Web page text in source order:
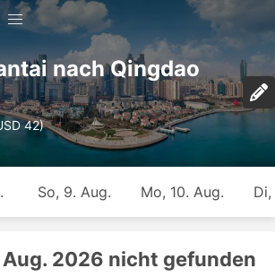
nach Qingdao
42)
So, 9. Aug. Mo, 10. Aug. Di,
Aug. 2026 nicht gefunden